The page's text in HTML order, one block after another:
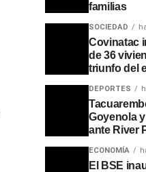
familias
SOCIEDAD
Covinatac
de 36
triunfo del
DEPORTES
Goyenola
ante River
ECONOMÍA
El BSE